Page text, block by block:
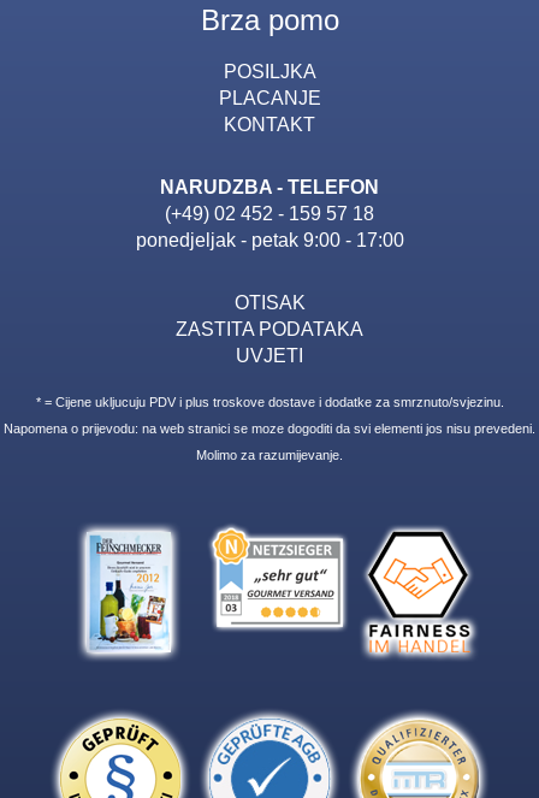
Brza pomo
POSILJKA
PLACANJE
KONTAKT
NARUDZBA - TELEFON
(+49) 02 452 - 159 57 18
ponedjeljak - petak 9:00 - 17:00
OTISAK
ZASTITA PODATAKA
UVJETI
* = Cijene ukljucuju PDV i plus troskove dostave i dodatke za smrznuto/svjezinu.
Napomena o prijevodu: na web stranici se moze dogoditi da svi elementi jos nisu prevedeni.
Molimo za razumijevanje.